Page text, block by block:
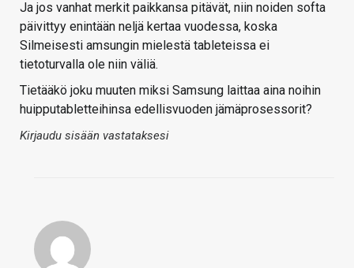
Ja jos vanhat merkit paikkansa pitävät, niin noiden softa
päivittyy enintään neljä kertaa vuodessa, koska
Silmeisesti amsungin mielestä tableteissa ei
tietoturvalla ole niin väliä.
Tietääkö joku muuten miksi Samsung laittaa aina noihin
huipputabletteihinsa edellisvuoden jämäprosessorit?
Kirjaudu sisään vastataksesi